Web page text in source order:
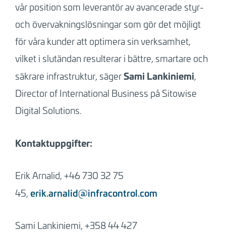
vår position som leverantör av avancerade styr-
och övervakningslösningar som gör det möjligt
för våra kunder att optimera sin verksamhet,
vilket i slutändan resulterar i bättre, smartare och
säkrare infrastruktur, sägerSami Lankiniemi,
Director of International Business på Sitowise
Digital Solutions.
Kontaktuppgifter:
ErikArnalid, +46 730 32 75
45, erik.arnalid@infracontrol.com
Sami Lankiniemi, +358 44 427